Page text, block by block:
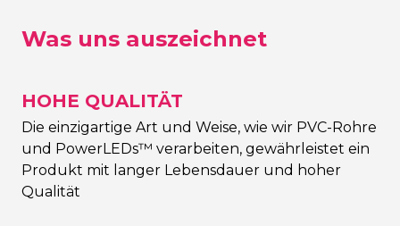
Was uns auszeichnet
HOHE QUALITÄT
Die einzigartige Art und Weise, wie wir PVC-Rohre
und PowerLEDs™ verarbeiten, gewährleistet ein
Produkt mit langer Lebensdauer und hoher
Qualität